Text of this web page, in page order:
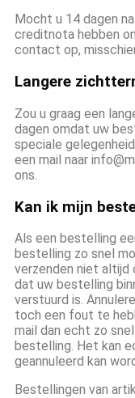
Mocht u 14 dagen
creditnota hebben
contact op,
Langere
Zou u graag een
dagen omdat uw
speciale
een mail naar
ons.
Kan ik mijn
Als een bestelling
bestelling zo snel
verzenden niet altijd
dat uw bestelling
verstuurd is.
toch een fout te
mail dan echt zo
bestelling. Het kan
geannuleerd kan
Bestellingen van